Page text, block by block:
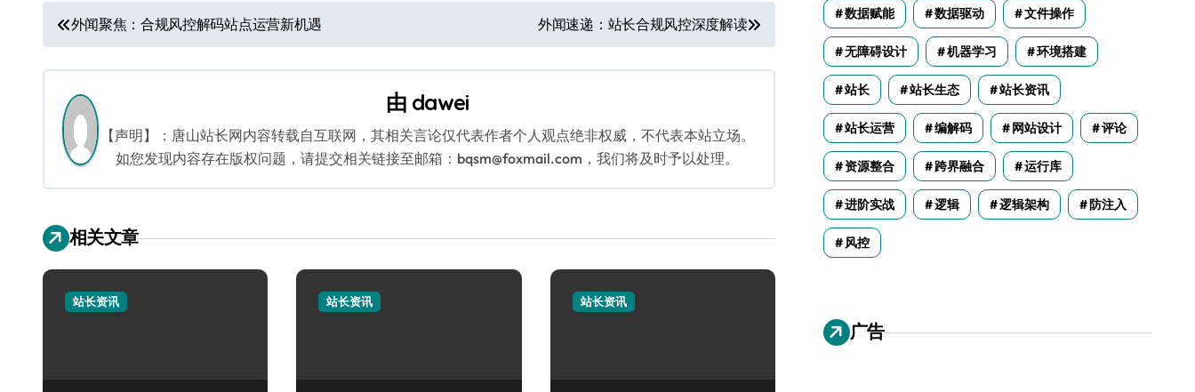
文
章
导
航
外闻聚焦：合规风控解码站点运营新机遇 外闻速递：站长合规风控深度解读
由 dawei
【声明】：唐山站长网内容转载自互联网，其相关言论仅代表作者个人观点绝非权威，不代表本站立场。
如您发现内容存在版权问题，请提交相关链接至邮箱：bqsm@foxmail.com，我们将及时予以处理。
相关文章
站长资讯 站长资讯 站长资讯
数据赋能 数据驱动 文件操作
无障碍设计 机器学习 环境搭建
站长 站长生态 站长资讯
站长运营 编解码 网站设计 评论
资源整合 跨界融合 运行库
进阶实战 逻辑 逻辑架构 防注入
风控
广告